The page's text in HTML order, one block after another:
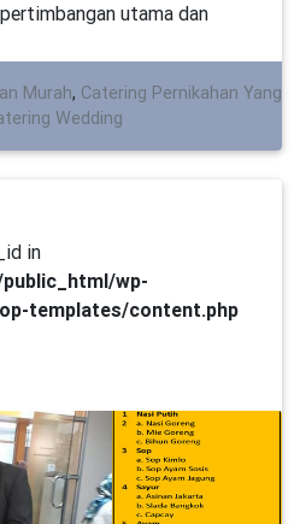
utama dan
Murah, Catering Pernikahan Yang
Wedding
in
wp-
templates/content.php